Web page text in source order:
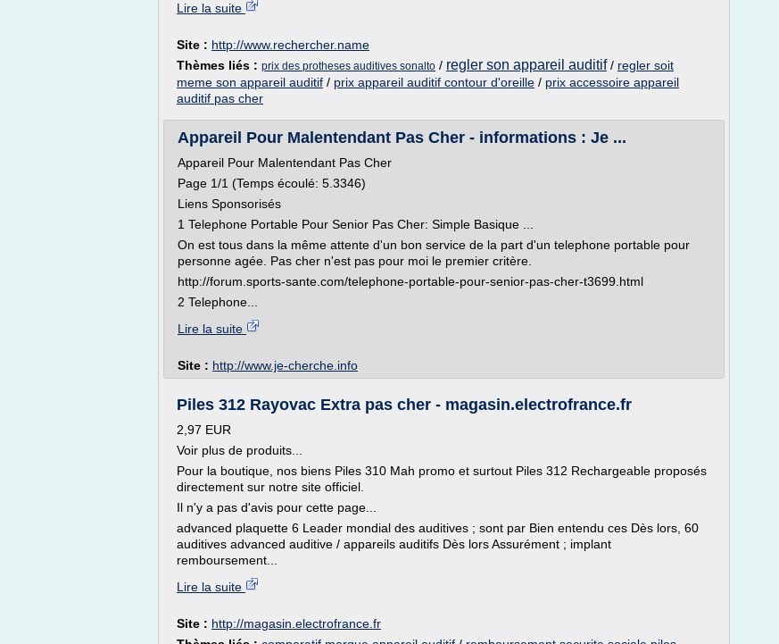
Lire la suite
Site : http://www.rechercher.name
Thèmes liés : prix des protheses auditives sonalto / regler son appareil auditif/ regler soit
meme son appareil auditif / prix appareil auditif contour d'oreille / prix accessoire appareil
auditif pas cher
Appareil Pour Malentendant Pas Cher - informations : Je ...
Appareil Pour Malentendant Pas Cher
Page 1/1 (Temps écoulé: 5.3346)
Liens Sponsorisés
1 Telephone Portable Pour Senior Pas Cher: Simple Basique ...
On est tous dans la même attente d'un bon service de la part d'un telephone portable pour
personne agée. Pas cher n'est pas pour moi le premier critère.
http://forum.sports-sante.com/telephone-portable-pour-senior-pas-cher-t3699.html
2 Telephone...
Lire la suite
Site : http://www.je-cherche.info
Piles 312 Rayovac Extra pas cher - magasin.electrofrance.fr
2,97 EUR
Voir plus de produits...
Pour la boutique, nos biens Piles 310 Mah promo et surtout Piles 312 Rechargeable proposés
directement sur notre site officiel.
Il n'y a pas d'avis pour cette page...
advanced plaquette 6 Leader mondial des auditives ; sont par Bien entendu ces Dès lors, 60
auditives advanced auditive / appareils auditifs Dès lors Assurément ; implant
remboursement...
Lire la suite
Site : http://magasin.electrofrance.fr